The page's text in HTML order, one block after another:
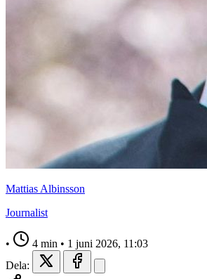
Mattias Albinsson
Journalist
• 4 min • 1 juni 2026, 11:03
Dela: